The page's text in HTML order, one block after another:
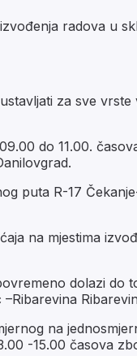
radova u
za sve
do 11.00.
puta R-17
na mjestima
dolazi do
na
-15.00 časova